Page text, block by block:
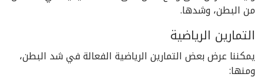
من البطن، وشدها.
التمارين الرياضية
يمكننا عرض بعض التمارين الرياضية الفعالة في شد البطن،
ومنها: